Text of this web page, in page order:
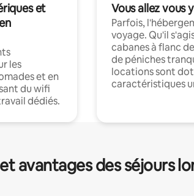
et
les
et en
du wifi
dédiés.
Vous allez vous
Parfois,
voyage. Qu'il
cabanes à flanc
de péniches
locations sont
caractéristiques
avantages des séjours